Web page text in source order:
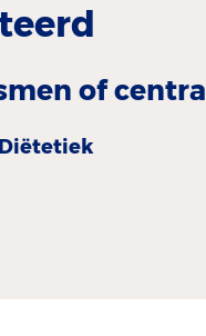
of centra
Diëtetiek